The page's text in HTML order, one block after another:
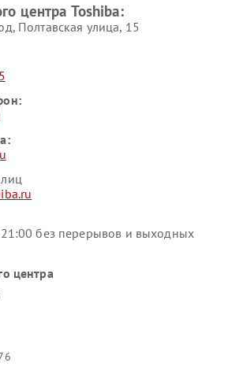
центра Toshiba:
Полтавская улица, 15
без перерывов и выходных
центра